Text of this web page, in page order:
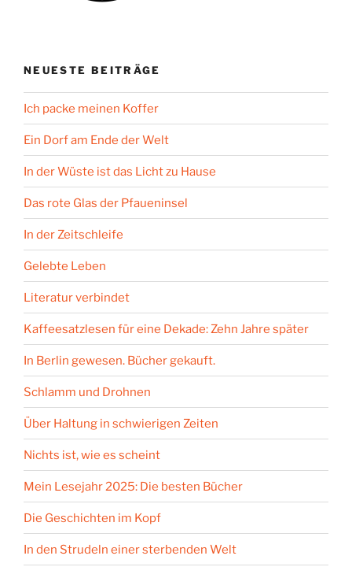
NEUESTE BEITRÄGE
Ich packe meinen Koffer
Ein Dorf am Ende der Welt
In der Wüste ist das Licht zu Hause
Das rote Glas der Pfaueninsel
In der Zeitschleife
Gelebte Leben
Literatur verbindet
Kaffeesatzlesen für eine Dekade: Zehn Jahre später
In Berlin gewesen. Bücher gekauft.
Schlamm und Drohnen
Über Haltung in schwierigen Zeiten
Nichts ist, wie es scheint
Mein Lesejahr 2025: Die besten Bücher
Die Geschichten im Kopf
In den Strudeln einer sterbenden Welt